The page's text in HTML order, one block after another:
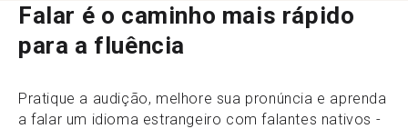
Falar é o caminho mais rápido
para a fluência
Pratique a audição, melhore sua pronúncia e aprenda
a falar um idioma estrangeiro com falantes nativos -